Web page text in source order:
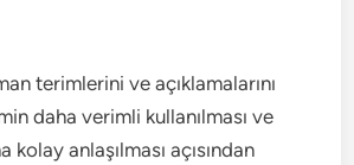
terimlerini ve açıklamalarını
daha verimli kullanılması ve
kolay anlaşılması açısından